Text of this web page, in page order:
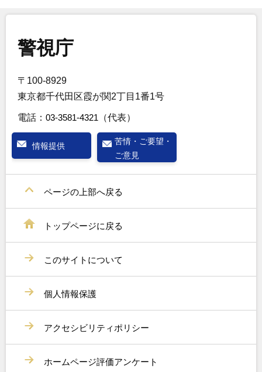
警視庁
〒100-8929
東京都千代田区霞が関2丁目1番1号
電話： 03-3581-4321 （代表）
情報提供
苦情・ご要望・
ご意見
ページの上部へ戻る
トップページに戻る
このサイトについて
個人情報保護
アクセシビリティポリシー
ホームページ評価アンケート